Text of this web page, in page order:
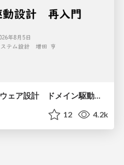
今こそ聞きたいソフトウェア設計 ドメイン駆動設計再入門
12 4.2k